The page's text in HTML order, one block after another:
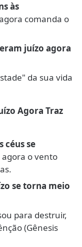
às
comanda o
juízo agora
da sua vida
Agora Traz
céus se
agora o vento
se torna meio
para destruir,
(Gênesis